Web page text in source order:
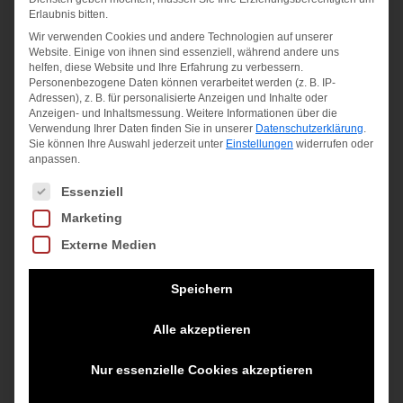
war:
619,95 €
Preis
ist:
495,00 €.
inkl. MwSt.
zzgl.
Versandkosten
Erlaubnis bitten.
Wir verwenden Cookies und andere Technologien auf unserer
Website. Einige von ihnen sind essenziell, während andere uns
helfen, diese Website und Ihre Erfahrung zu verbessern.
Personenbezogene Daten können verarbeitet werden (z. B. IP-
Adressen), z. B. für personalisierte Anzeigen und Inhalte oder
Anzeigen- und Inhaltsmessung. Weitere Informationen über die
Verwendung Ihrer Daten finden Sie in unserer Datenschutzerklärung
Sie können Ihre Auswahl jederzeit unter Einstellungen widerrufen oder
anpassen.
Es folgt eine Liste der Service-Gruppen, für die eine
Essenziell
Marketing
Externe Medien
Speichern
Alle akzeptieren
Nur essenzielle Cookies akzeptieren